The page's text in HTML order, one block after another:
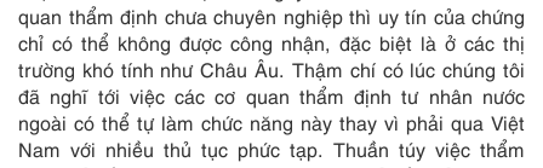
quan thẩm định chưa chuyên nghiệp thì uy tín của chứng
chỉ có thể không được công nhận, đặc biệt là ở các thị
trường khó tính như Châu Âu. Thậm chí có lúc chúng tôi
đã nghĩ tới việc các cơ quan thẩm định tư nhân nước
ngoài có thể tự làm chức năng này thay vì phải qua Việt
Nam với nhiều thủ tục phức tạp. Thuần túy việc thẩm